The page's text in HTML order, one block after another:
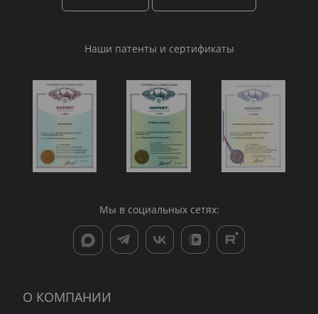
Наши патенты и сертификаты
Мы в социальных сетях:
О КОМПАНИИ